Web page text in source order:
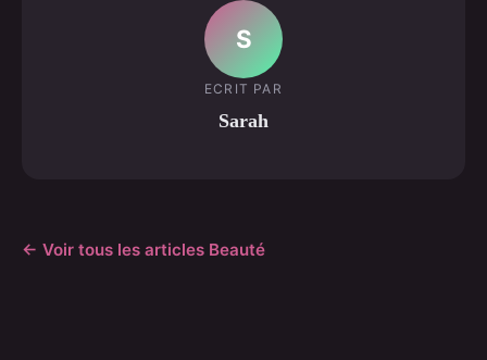
S
ECRIT PAR
Sarah
← Voir tous les articles Beauté